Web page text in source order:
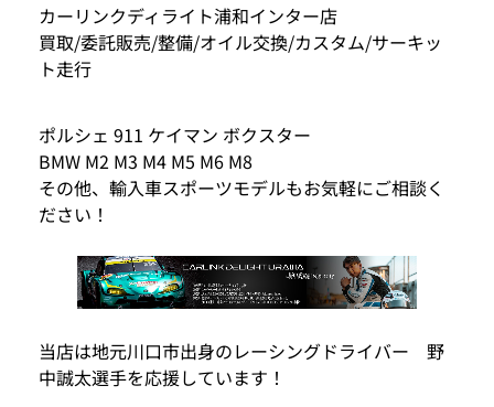
カーリンクディライト浦和インター店
買取/委託販売/整備/オイル交換/カスタム/サーキッ
ト走行
ポルシェ 911 ケイマン ボクスター
BMW M2 M3 M4 M5 M6 M8
その他、輸入車スポーツモデルもお気軽にご相談く
ださい！
当店は地元川口市出身のレーシングドライバー 野
中誠太選手を応援しています！